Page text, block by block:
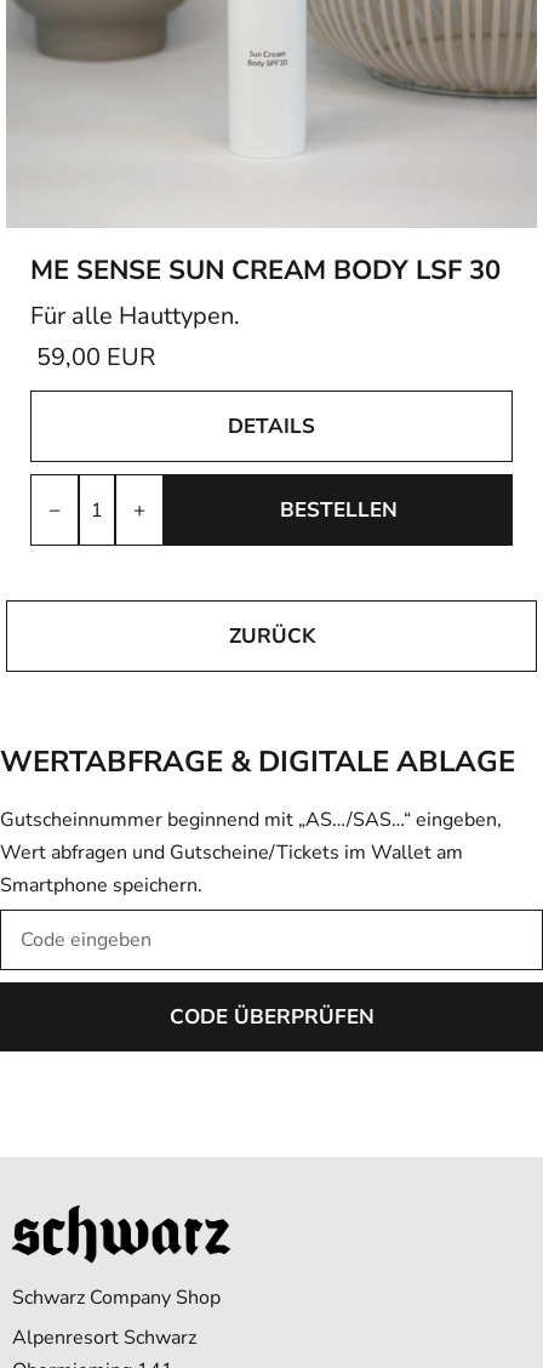
ME SENSE SUN CREAM BODY LSF 30
Für alle Hauttypen.
59,00 EUR
DETAILS
− + BESTELLEN
ZURÜCK
WERTABFRAGE & DIGITALE ABLAGE
Gutscheinnummer beginnend mit „AS…/SAS…“ eingeben,
Wert abfragen und Gutscheine/Tickets im Wallet am
Smartphone speichern.
Schwarz Company Shop
Alpenresort Schwarz